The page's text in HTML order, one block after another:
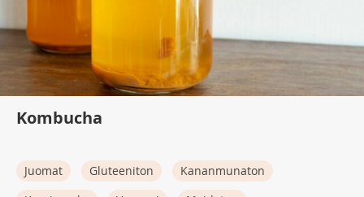
Kombucha
Juomat Gluteeniton
Kananmunaton